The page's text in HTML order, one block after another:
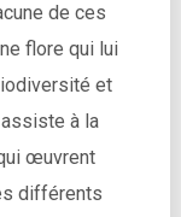
de ces
flore qui lui
et
à la
œuvrent
différents